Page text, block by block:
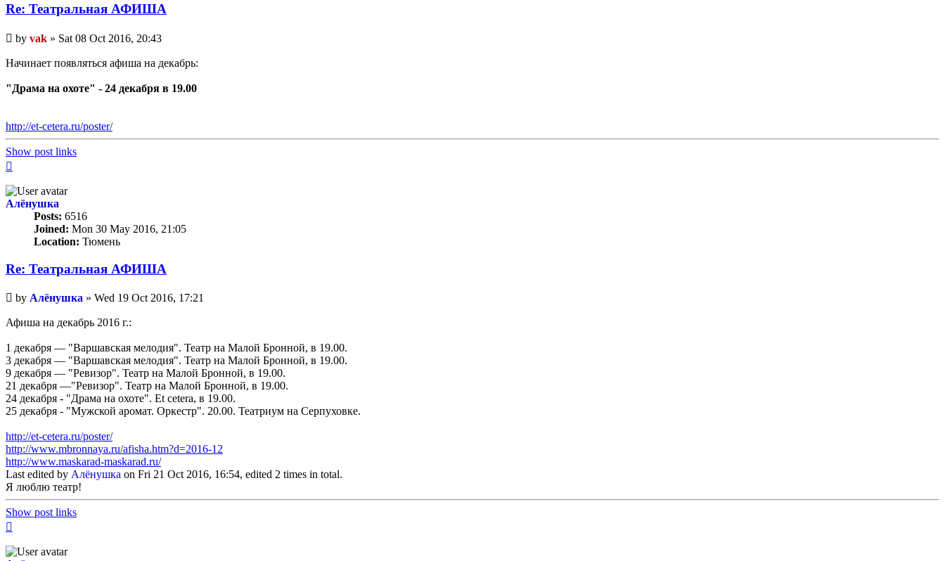
Re: Театральная АФИША
Unread
post
by vak » Sat 08 Oct 2016, 20:43
Начинает появляться афиша на декабрь:
"Драма на охоте" - 24 декабря в 19.00
http://et-cetera.ru/poster/
Show post links
Алёнушка
Posts: 6516
Joined: Mon 30 May 2016, 21:05
Location: Тюмень
Re: Театральная АФИША
Unread
post
by Алёнушка » Wed 19 Oct 2016, 17:21
Афиша на декабрь 2016 г.:
1 декабря — "Варшавская мелодия". Театр на Малой Бронной, в 19.00.
3 декабря — "Варшавская мелодия". Театр на Малой Бронной, в 19.00.
9 декабря — "Ревизор". Театр на Малой Бронной, в 19.00.
21 декабря —"Ревизор". Театр на Малой Бронной, в 19.00.
24 декабря - "Драма на охоте". Et cetera, в 19.00.
25 декабря - "Мужской аромат. Оркестр". 20.00. Театриум на Серпуховке.
http://et-cetera.ru/poster/
http://www.mbronnaya.ru/afisha.htm?d=2016-12
http://www.maskarad-maskarad.ru/
Last edited by Алёнушка on Fri 21 Oct 2016, 16:54, edited 2 times in total.
Я люблю театр!
Show post links